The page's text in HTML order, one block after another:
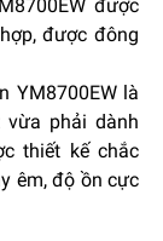
được
được đông
YM8700EW là
phải dành
thiết kế chắc
êm, độ ồn cực